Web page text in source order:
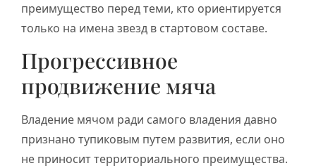
преимущество перед теми, кто ориентируется
только на имена звезд в стартовом составе.
Прогрессивное
продвижение мяча
Владение мячом ради самого владения давно
признано тупиковым путем развития, если оно
не приносит территориального преимущества.